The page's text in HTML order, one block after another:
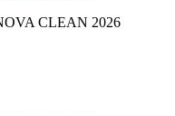
CLEAN 2026